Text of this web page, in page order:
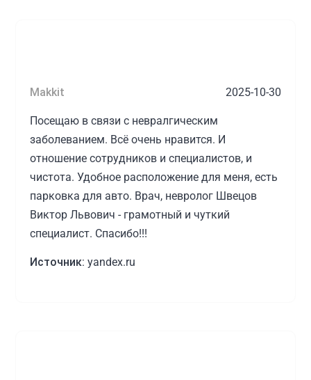
Makkit 2025-10-30
Посещаю в связи с невралгическим
заболеванием. Всё очень нравится. И
отношение сотрудников и специалистов, и
чистота. Удобное расположение для меня, есть
парковка для авто. Врач, невролог Швецов
Виктор Львович - грамотный и чуткий
специалист. Спасибо!!!
Источник: yandex.ru